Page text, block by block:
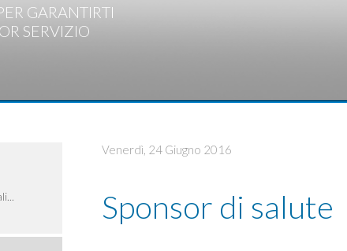
GARANTIRTI
SERVIZIO
Venerdì, 24 Giugno 2016
Sponsor di salute